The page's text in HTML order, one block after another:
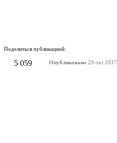
Поделиться публикацией:
5 059 Опубликовано 29 окт 2017